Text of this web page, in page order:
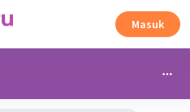
Masuk